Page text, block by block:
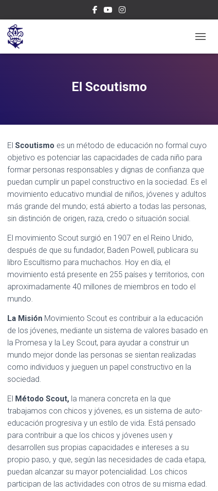
El Scoutismo
El Scoutismo es un método de educación no formal cuyo
objetivo es potenciar las capacidades de cada niño para
formar personas responsables y dignas de confianza que
puedan cumplir un papel constructivo en la sociedad. Es el
movimiento educativo mundial de niños, jóvenes y adultos
más grande del mundo; está abierto a todas las personas,
sin distinción de origen, raza, credo o situación social.
El movimiento Scout surgió en 1907 en el Reino Unido,
después de que su fundador, Baden Powell, publicara su
libro Escultismo para muchachos. Hoy en día, el
movimiento está presente en 255 países y territorios, con
aproximadamente 40 millones de miembros en todo el
mundo.
La Misión Movimiento Scout es contribuir a la educación
de los jóvenes, mediante un sistema de valores basado en
la Promesa y la Ley Scout, para ayudar a construir un
mundo mejor donde las personas se sientan realizadas
como individuos y jueguen un papel constructivo en la
sociedad.
El Método Scout, la manera concreta en la que
trabajamos con chicos y jóvenes, es un sistema de auto-
educación progresiva y un estilo de vida. Está pensado
para contribuir a que los chicos y jóvenes usen y
desarrollen sus propias capacidades e intereses a su
propio paso, y que, según las necesidades de cada etapa,
puedan alcanzar su mayor potencialidad. Los chicos
participan de las actividades con otros de su misma edad.